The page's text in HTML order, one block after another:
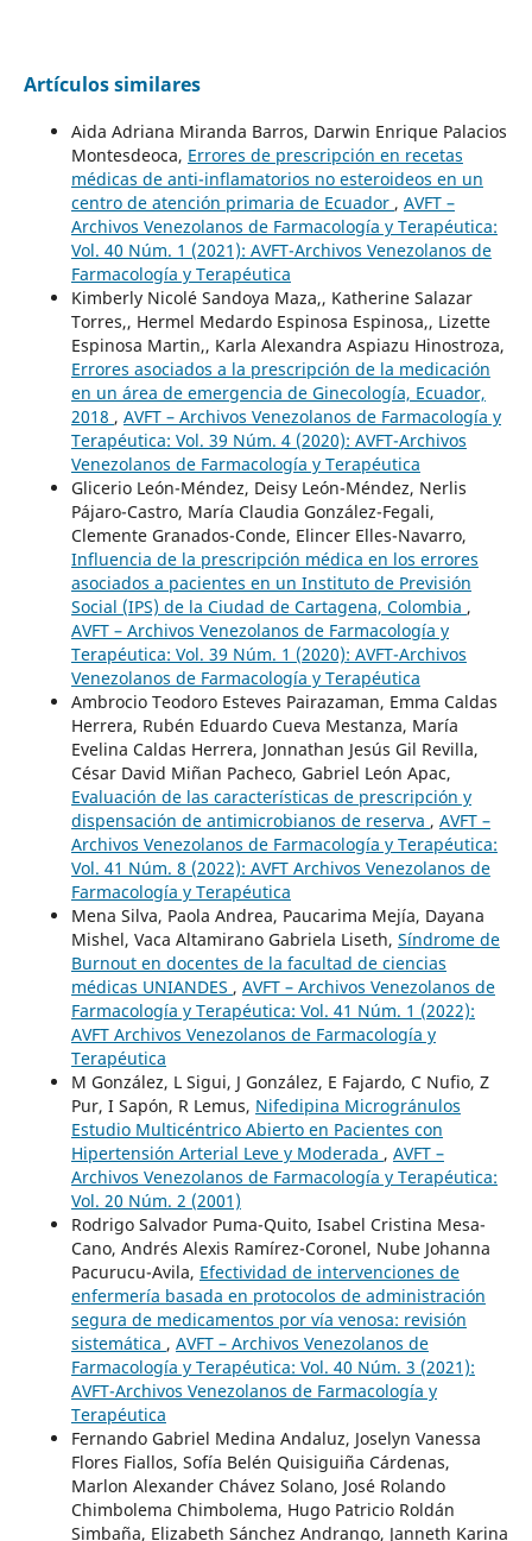
Artículos similares
Aida Adriana Miranda Barros, Darwin Enrique Palacios
Montesdeoca, Errores de prescripción en recetas
médicas de anti-inflamatorios no esteroideos en un
centro de atención primaria de Ecuador , AVFT –
Archivos Venezolanos de Farmacología y Terapéutica:
Vol. 40 Núm. 1 (2021): AVFT-Archivos Venezolanos de
Farmacología y Terapéutica
Kimberly Nicolé Sandoya Maza,, Katherine Salazar
Torres,, Hermel Medardo Espinosa Espinosa,, Lizette
Espinosa Martin,, Karla Alexandra Aspiazu Hinostroza,
Errores asociados a la prescripción de la medicación
en un área de emergencia de Ginecología, Ecuador,
2018 , AVFT – Archivos Venezolanos de Farmacología y
Terapéutica: Vol. 39 Núm. 4 (2020): AVFT-Archivos
Venezolanos de Farmacología y Terapéutica
Glicerio León-Méndez, Deisy León-Méndez, Nerlis
Pájaro-Castro, María Claudia González-Fegali,
Clemente Granados-Conde, Elincer Elles-Navarro,
Influencia de la prescripción médica en los errores
asociados a pacientes en un Instituto de Previsión
Social (IPS) de la Ciudad de Cartagena, Colombia ,
AVFT – Archivos Venezolanos de Farmacología y
Terapéutica: Vol. 39 Núm. 1 (2020): AVFT-Archivos
Venezolanos de Farmacología y Terapéutica
Ambrocio Teodoro Esteves Pairazaman, Emma Caldas
Herrera, Rubén Eduardo Cueva Mestanza, María
Evelina Caldas Herrera, Jonnathan Jesús Gil Revilla,
César David Miñan Pacheco, Gabriel León Apac,
Evaluación de las características de prescripción y
dispensación de antimicrobianos de reserva , AVFT –
Archivos Venezolanos de Farmacología y Terapéutica:
Vol. 41 Núm. 8 (2022): AVFT Archivos Venezolanos de
Farmacología y Terapéutica
Mena Silva, Paola Andrea, Paucarima Mejía, Dayana
Mishel, Vaca Altamirano Gabriela Liseth, Síndrome de
Burnout en docentes de la facultad de ciencias
médicas UNIANDES , AVFT – Archivos Venezolanos de
Farmacología y Terapéutica: Vol. 41 Núm. 1 (2022):
AVFT Archivos Venezolanos de Farmacología y
Terapéutica
M González, L Sigui, J González, E Fajardo, C Nufio, Z
Pur, I Sapón, R Lemus, Nifedipina Microgránulos
Estudio Multicéntrico Abierto en Pacientes con
Hipertensión Arterial Leve y Moderada , AVFT –
Archivos Venezolanos de Farmacología y Terapéutica:
Vol. 20 Núm. 2 (2001)
Rodrigo Salvador Puma-Quito, Isabel Cristina Mesa-
Cano, Andrés Alexis Ramírez-Coronel, Nube Johanna
Pacurucu-Avila, Efectividad de intervenciones de
enfermería basada en protocolos de administración
segura de medicamentos por vía venosa: revisión
sistemática , AVFT – Archivos Venezolanos de
Farmacología y Terapéutica: Vol. 40 Núm. 3 (2021):
AVFT-Archivos Venezolanos de Farmacología y
Terapéutica
Fernando Gabriel Medina Andaluz, Joselyn Vanessa
Flores Fiallos, Sofía Belén Quisiguiña Cárdenas,
Marlon Alexander Chávez Solano, José Rolando
Chimbolema Chimbolema, Hugo Patricio Roldán
Simbaña, Elizabeth Sánchez Andrango, Janneth Karina